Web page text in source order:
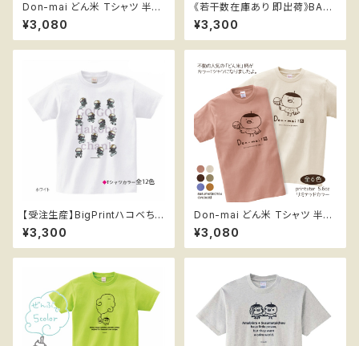
Don-mai どん米 Tシャツ 半袖
ススメ隊長 モノクロ
¥3,080
《若干数在庫あり 即出荷》BAC
K PRINT＊BigPrintハコベちゃ
ん Tシャツ白 半袖 ススメ隊長
¥3,300
【受注生産】BigPrintハコベちゃ
んがいっぱい Tシャツ 半袖 スス
メ隊長
¥3,300
Don-mai どん米 Tシャツ 半袖
ススメ隊長 リミテッドカラー
¥3,080